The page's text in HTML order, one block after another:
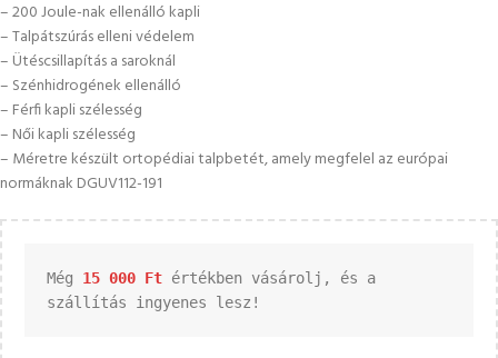
– 200 Joule-nak ellenálló kapli
– Talpátszúrás elleni védelem
– Ütéscsillapítás a saroknál
– Szénhidrogének ellenálló
– Férfi kapli szélesség
– Női kapli szélesség
– Méretre készült ortopédiai talpbetét, amely megfelel az európai
normáknak DGUV112-191
Még 15 000 Ft értékben vásárolj, és a
szállítás ingyenes lesz!